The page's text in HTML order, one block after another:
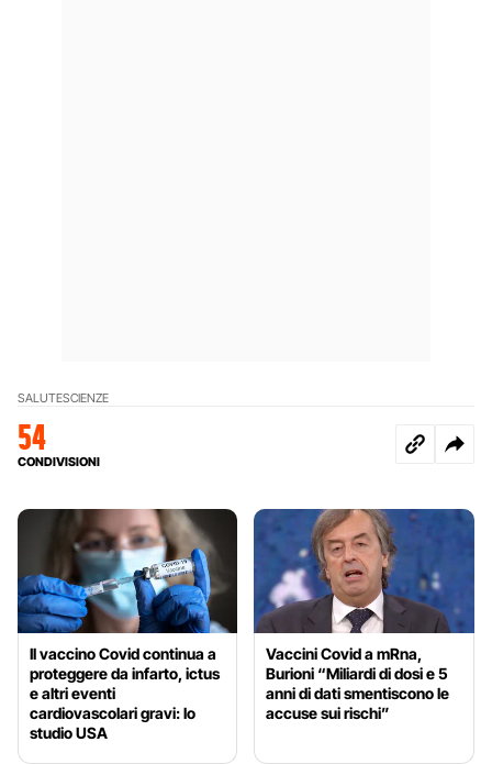
SALUTESCIENZE
54
CONDIVISIONI
Il vaccino Covid continua a
proteggere da infarto, ictus
e altri eventi
cardiovascolari gravi: lo
studio USA
Vaccini Covid a mRna,
Burioni “Miliardi di dosi e 5
anni di dati smentiscono le
accuse sui rischi”